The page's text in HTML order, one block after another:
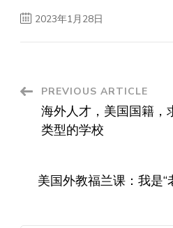
2023年1月28日
Post
Navigation
PREVIOUS ARTICLE
海外人才，美国国籍，
类型的学校
美国外教福兰课：我是“